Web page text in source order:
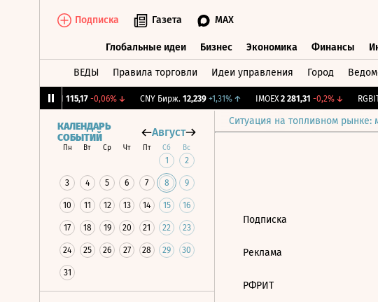
Подписка Газета MAX
Глобальные идеи Бизнес Экономика Финансы
ВЕДЫ Правила торговли Идеи управления Город
115,17 -0,06%↓ CNY Бирж. 12,239 +1,31%↑ IMOEX 2 281,31 -0,2%↓ RGBITR
Ситуация на топливном рынке:
КАЛЕНДАРЬ
СОБЫТИЙ
Август
Пн Вт Ср Чт Пт Сб Вс
1 2
3 4 5 6 7 8 9
10 11 12 13 14 15 16
17 18 19 20 21 22 23
24 25 26 27 28 29 30
31
Подписка
Реклама
РФРИТ